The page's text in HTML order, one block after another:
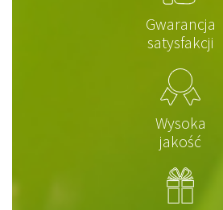
Gwarancja
satysfakcji
Wysoka
jakość